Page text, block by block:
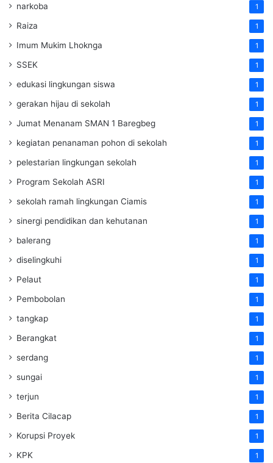
narkoba 1
Raiza 1
Imum Mukim Lhoknga 1
SSEK 1
edukasi lingkungan siswa 1
gerakan hijau di sekolah 1
Jumat Menanam SMAN 1 Baregbeg 1
kegiatan penanaman pohon di sekolah 1
pelestarian lingkungan sekolah 1
Program Sekolah ASRI 1
sekolah ramah lingkungan Ciamis 1
sinergi pendidikan dan kehutanan 1
balerang 1
diselingkuhi 1
Pelaut 1
Pembobolan 1
tangkap 1
Berangkat 1
serdang 1
sungai 1
terjun 1
Berita Cilacap 1
Korupsi Proyek 1
KPK 1